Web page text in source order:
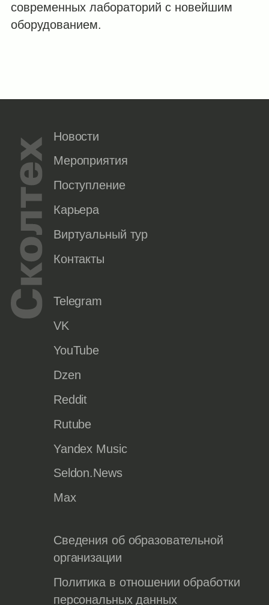
современных лабораторий с новейшим
оборудованием.
Новости
Мероприятия
Поступление
Карьера
Виртуальный тур
Контакты
Telegram
VK
YouTube
Dzen
Reddit
Rutube
Yandex Music
Seldon.News
Max
Сведения об образовательной
организации
Политика в отношении обработки
персональных данных